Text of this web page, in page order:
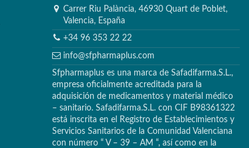
Carrer Riu Palància, 46930 Quart de Poblet,
Valencia, España
+34 96 353 22 22
info@sfpharmaplus.com
Sfpharmaplus es una marca de Safadifarma.S.L.,
empresa oficialmente acreditada para la
adquisición de medicamentos y material médico
– sanitario. Safadifarma.S.L. con CIF B98361322
está inscrita en el Registro de Establecimientos y
Servicios Sanitarios de la Comunidad Valenciana
con número “ V – 39 – AM “, así como en la